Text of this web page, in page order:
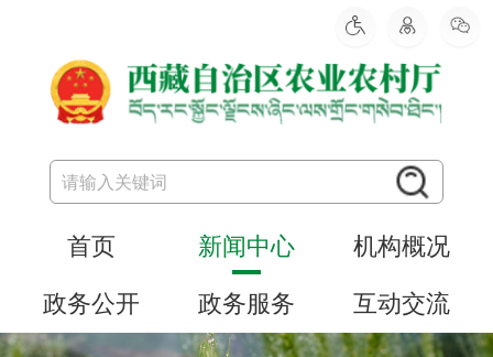
首页 新闻中心 机构概况
政务公开 政务服务 互动交流